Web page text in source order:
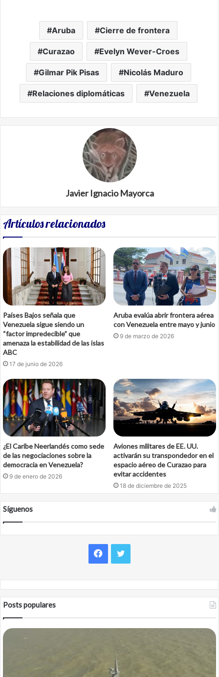
Aruba Cierre de frontera
Curazao Evelyn Wever-Croes
Gilmar Pik Pisas Nicolás Maduro
Relaciones diplomáticas Venezuela
Javier Ignacio Mayorca
Artículos relacionados
Países Bajos señala que
Venezuela sigue siendo un
“factor impredecible” que
amenaza la estabilidad de las islas
ABC
17 de junio de 2026
Aruba evalúa abrir frontera aérea
con Venezuela entre mayo y junio
9 de marzo de 2026
¿El Caribe Neerlandés como sede
de las negociaciones sobre la
democracia en Venezuela?
9 de enero de 2026
Aviones militares de EE. UU.
activarán su transpondedor en el
espacio aéreo de Curazao para
evitar accidentes
18 de diciembre de 2025
Síguenos
Facebook
Twitter
Posts populares